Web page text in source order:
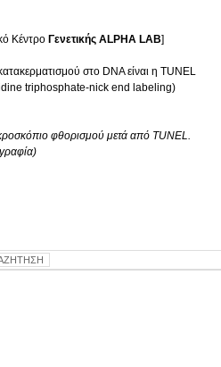
Κέντρο Γενετικής ALPHA LAB]
στο DNA είναι η TUNEL
triphosphate-nick end labeling)
φθορισμού μετά από TUNEL.